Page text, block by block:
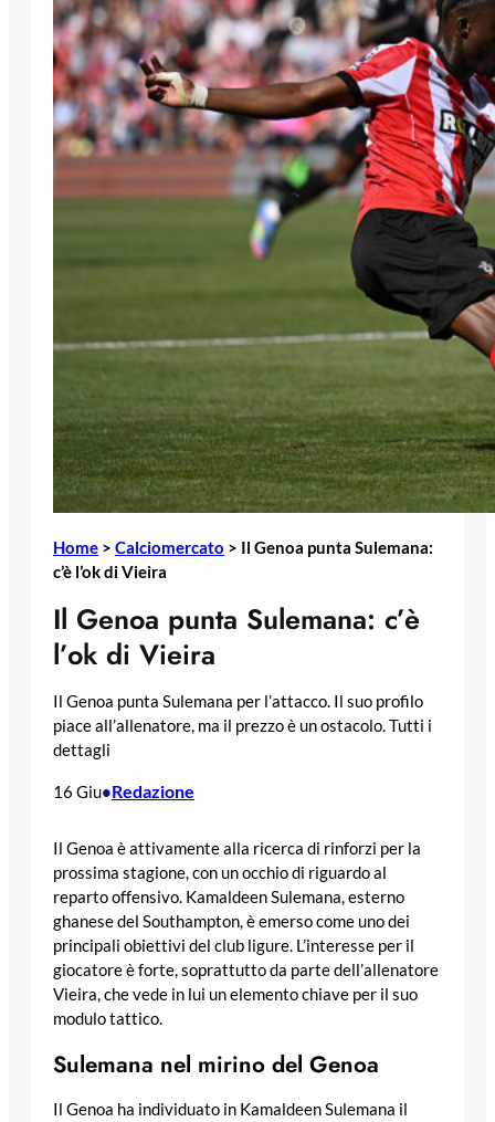
Home > Calciomercato > Il Genoa punta Sulemana:
c’è l’ok di Vieira
Il Genoa punta Sulemana: c’è
l’ok di Vieira
Il Genoa punta Sulemana per l’attacco. Il suo profilo
piace all’allenatore, ma il prezzo è un ostacolo. Tutti i
dettagli
16 Giu•Redazione
Il Genoa è attivamente alla ricerca di rinforzi per la
prossima stagione, con un occhio di riguardo al
reparto offensivo. Kamaldeen Sulemana, esterno
ghanese del Southampton, è emerso come uno dei
principali obiettivi del club ligure. L’interesse per il
giocatore è forte, soprattutto da parte dell’allenatore
Vieira, che vede in lui un elemento chiave per il suo
modulo tattico.
Sulemana nel mirino del Genoa
Il Genoa ha individuato in Kamaldeen Sulemana il